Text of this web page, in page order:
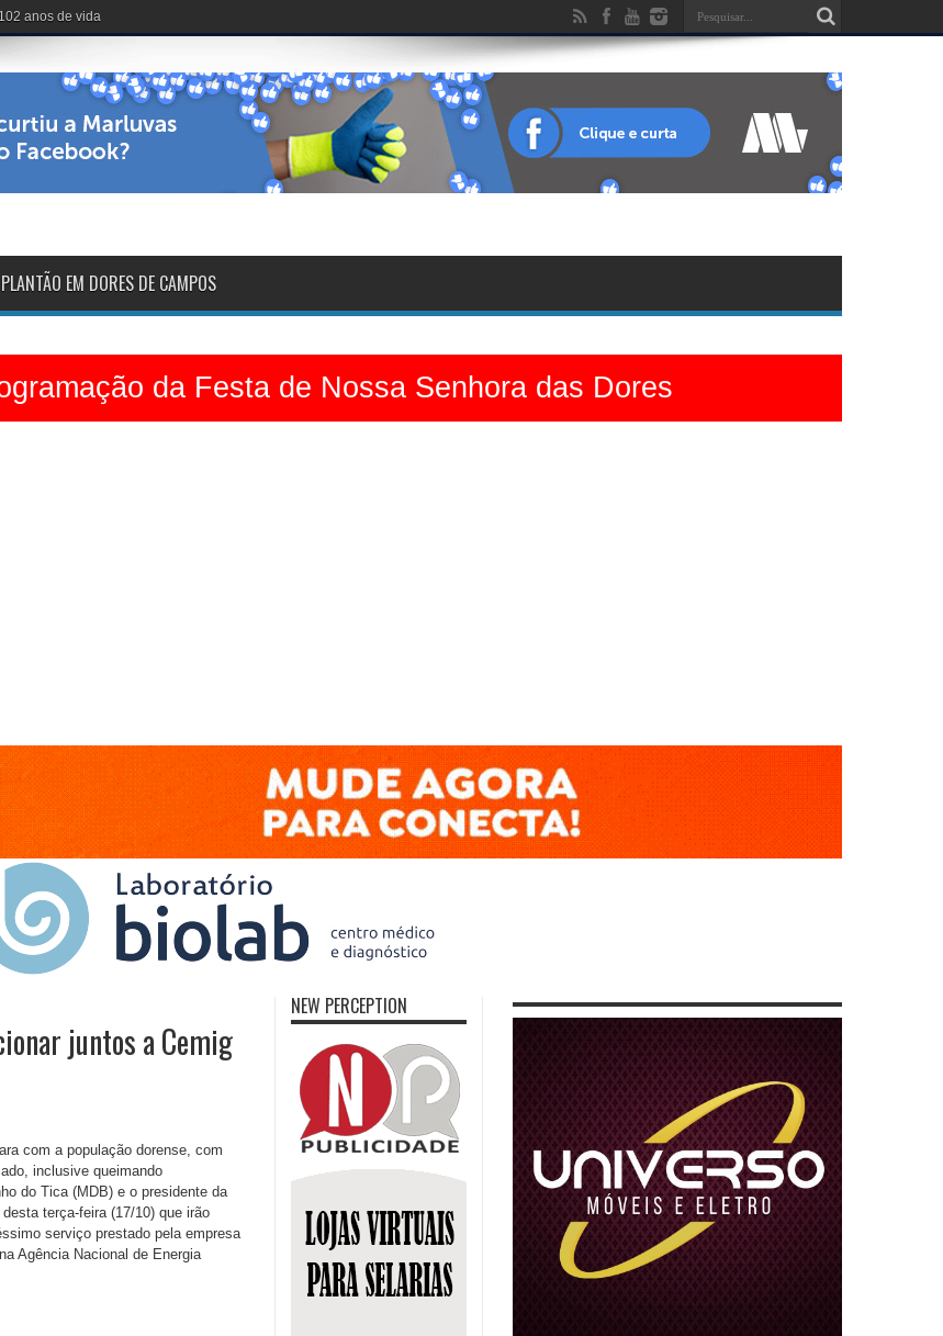
na sexta-feira
EM DORES DE CAMPOS
da Festa de Nossa Senhora das Dores
juntos a Cemig
com a população dorense, com
inclusive queimando
do Tica (MDB) e o presidente da
terça-feira (17/10) que irão
serviço prestado pela empresa
Agência Nacional de Energia
NEW PERCEPTION